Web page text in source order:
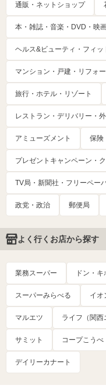
通販・ネットショップ
本・雑誌・音楽・DVD・映
ヘルス&ビューティ・フィッ
マンション・戸建・リフォ
旅行・ホテル・リゾート
レストラン・デリバリー・
アミューズメント 保険
プレゼントキャンペーン・
TV局・新聞社・フリーペー
政党・政治 郵便局
よく行くお店から探す
業務スーパー ドン・キ
スーパーみらべる イオ
マルエツ ライフ（関西
サミット コープこうべ
デイリーカナート